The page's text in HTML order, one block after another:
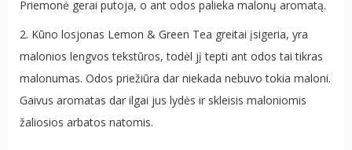
Priemonė gerai putoja, o ant odos palieka malonų aromatą.
2. Kūno losjonas Lemon & Green Tea greitai įsigeria, yra
malonios lengvos tekstūros, todėl jį tepti ant odos tai tikras
malonumas. Odos priežiūra dar niekada nebuvo tokia maloni.
Gaivus aromatas dar ilgai jus lydės ir skleisis maloniomis
žaliosios arbatos natomis.